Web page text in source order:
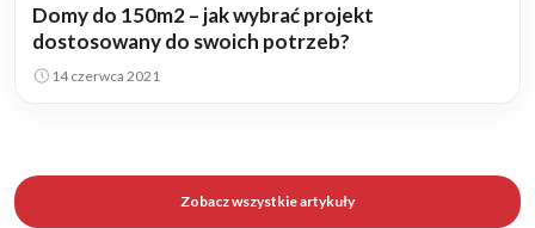
Domy do 150m2 – jak wybrać projekt
dostosowany do swoich potrzeb?
14 czerwca 2021
Zobacz wszystkie artykuły